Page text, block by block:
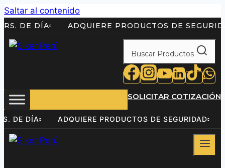
Saltar al contenido
DE DÍA ADQUIERE PRODUCTOS DE
Buscar Productos
SOLICITAR COTIZACIÓN
DE DÍA ADQUIERE PRODUCTOS DE SEGURIDAD